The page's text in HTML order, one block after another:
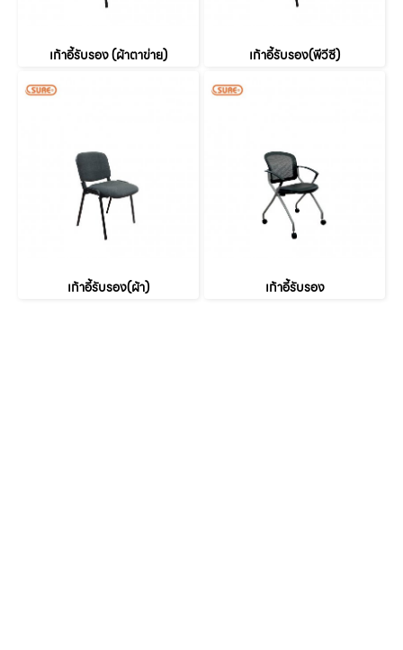
เก้าอี้รับรอง (ผ้าตาข่าย) เก้าอี้รับรอง(พีวีซี)
เก้าอี้รับรอง(ผ้า) เก้าอี้รับรอง